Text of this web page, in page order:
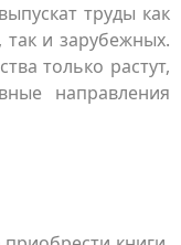
труды как
так и зарубежных.
только растут,
направления